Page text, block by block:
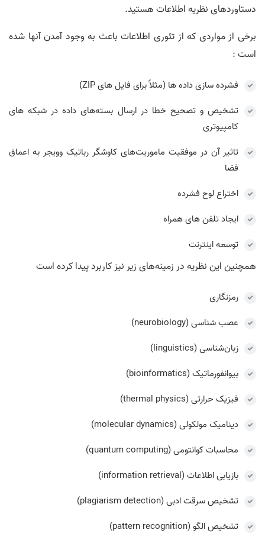
دستاوردهای نظریه اطلاعات هستید.
برخی از مواردی که از تئوری اطلاعات باعث به وجود آمدن آنها شده
است :
فشرده سازی داده ها (مثلاً برای فایل های ZIP)
تشخیص و تصحیح خطا در ارسال بسته‌های داده در شبکه های
کامپیوتری
تاثیر آن در موفقیت ماموریت‌های کاوشگر رباتیک وویجر به اعماق
فضا
اختراع لوح فشرده
ایجاد تلفن های همراه
توسعه اینترنت
همچنین این نظریه در زمینه‌های زیر نیز کاربرد پیدا کرده است
رمزنگاری
عصب‌ شناسی (neurobiology)
زبان‌شناسی (linguistics)
بیوانفورماتیک (bioinformatics)
فیزیک حرارتی (thermal physics)
دینامیک مولکولی (molecular dynamics)
محاسبات کوانتومی (quantum computing)
بازیابی اطلاعات (information retrieval)
تشخیص سرقت ادبی (plagiarism detection)
تشخیص الگو (pattern recognition)